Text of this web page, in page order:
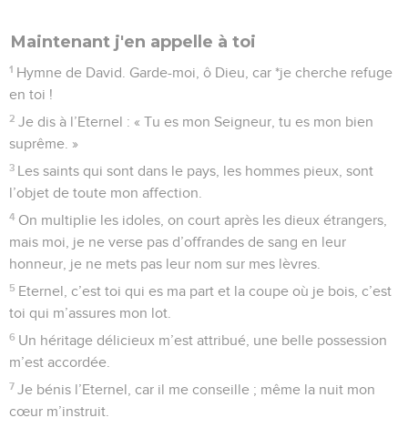
Maintenant j'en appelle à toi
1 Hymne de David. Garde-moi, ô Dieu, car *je cherche refuge
en toi !
2 Je dis à l’Eternel : « Tu es mon Seigneur, tu es mon bien
suprême. »
3 Les saints qui sont dans le pays, les hommes pieux, sont
l’objet de toute mon affection.
4 On multiplie les idoles, on court après les dieux étrangers,
mais moi, je ne verse pas d’offrandes de sang en leur
honneur, je ne mets pas leur nom sur mes lèvres.
5 Eternel, c’est toi qui es ma part et la coupe où je bois, c’est
toi qui m’assures mon lot.
6 Un héritage délicieux m’est attribué, une belle possession
m’est accordée.
7 Je bénis l’Eternel, car il me conseille ; même la nuit mon
cœur m’instruit.